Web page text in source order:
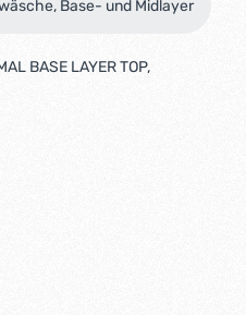
Base- und Midlayer